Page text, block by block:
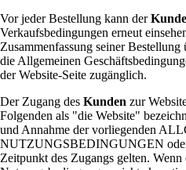
Vor jeder Bestellung kann derKunde
Verkaufsbedingungen erneut
Zusammenfassung seiner
die Allgemeinen
der Website-Seite zugänglich.
Der Zugang des Kunden zur
Folgenden als "die Website"
und Annahme der vorliegenden
NUTZUNGSBEDINGUNGEN
Zeitpunkt des Zugangs gelten. Wenn